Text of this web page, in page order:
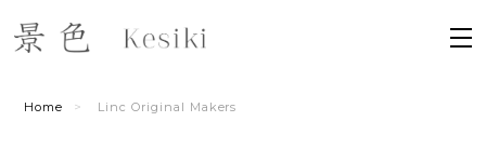
Home Linc Original Makers